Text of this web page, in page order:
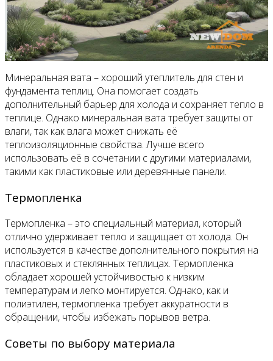
Минеральная вата – хороший утеплитель для стен и
фундамента теплиц. Она помогает создать
дополнительный барьер для холода и сохраняет тепло в
теплице. Однако минеральная вата требует защиты от
влаги, так как влага может снижать её
теплоизоляционные свойства. Лучше всего
использовать её в сочетании с другими материалами,
такими как пластиковые или деревянные панели.
Термопленка
Термопленка – это специальный материал, который
отлично удерживает тепло и защищает от холода. Он
используется в качестве дополнительного покрытия на
пластиковых и стеклянных теплицах. Термопленка
обладает хорошей устойчивостью к низким
температурам и легко монтируется. Однако, как и
полиэтилен, термопленка требует аккуратности в
обращении, чтобы избежать порывов ветра.
Советы по выбору материала